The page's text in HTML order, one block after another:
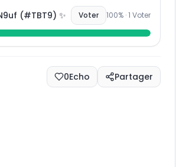
(#TBT9) ✨ Voter 100% ·1 Voter
0Echo Partager